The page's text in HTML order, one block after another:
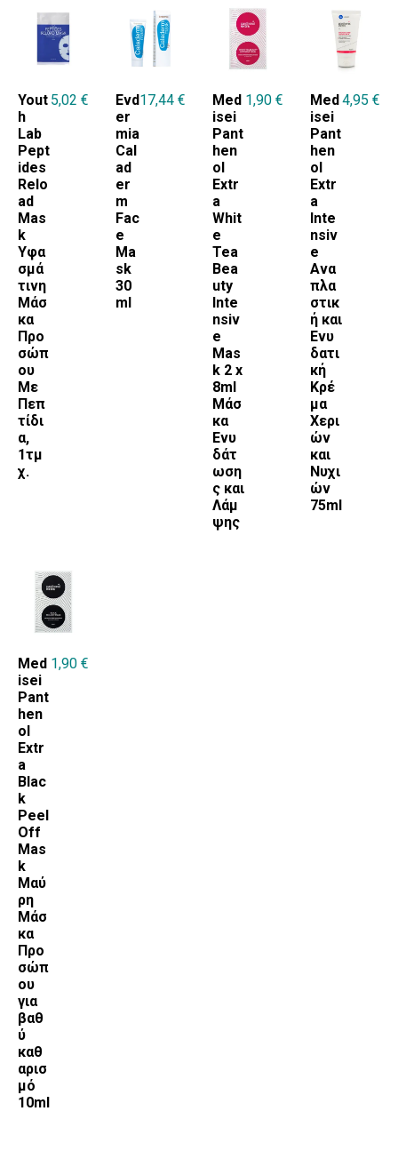
Yout
h
Lab
Pept
ides
Relo
ad
Mas
k
Υφα
σμά
τινη
Μάσ
κα
Προ
σώπ
ου
Με
Πεπ
τίδι
α,
1τμ
χ.
5,02 €
Evd
er
mia
Cal
ad
er
m
Fac
e
Ma
sk
30
ml
17,44 €
Med
isei
Pant
hen
ol
Extr
a
Whit
e
Tea
Bea
uty
Inte
nsiv
e
Mas
k 2 x
8ml
Μάσ
κα
Ενυ
δάτ
ωση
ς και
Λάμ
ψης
1,90 €
Med
isei
Pant
hen
ol
Extr
a
Inte
nsiv
e
Ανα
πλα
στικ
ή και
Ενυ
δατι
κή
Κρέ
μα
Χερι
ών
και
Νυχι
ών
75ml
4,95 €
Med
isei
Pant
hen
ol
Extr
a
Blac
k
Peel
Off
Mas
k
Μαύ
ρη
Μάσ
κα
Προ
σώπ
ου
για
βαθ
ύ
καθ
αρισ
μό
10ml
1,90 €